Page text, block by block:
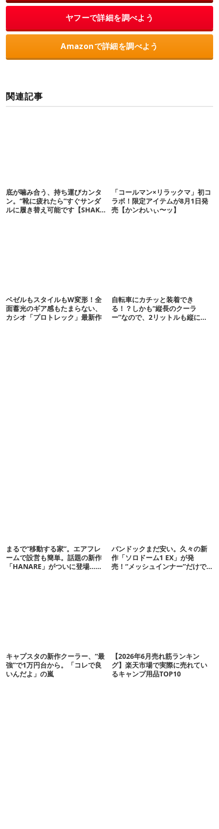
ヤフーで詳細を調べよう
Amazonで詳細を調べよう
関連記事
底が噛み合う、持ち運びカンタ
ン。“靴に疲れたら”すぐサンダ
ルに履き替え可能です【SHAKA
「コールマン×リラックマ」初コ
ラボ！限定アイテムが8月1日発
売【かンわいぃ〜ッ】
ベゼルもスタイルもW変形！全
面蓄光のギア感もたまらない、
カシオ「プロトレック」最新作
自転車にカチッと装着でき
る！？しかも“縦長のクーラ
ー”なので、2リットルも縦に入
まるで“移動する家”。エアフレ
ームで設営も簡単。話題の新作
「HANARE」がついに登場…！
バンドックまだ安い。久々の新
作「ソロドーム1 EX」が発
売！“メッシュインナー”だけで
キャプスタの新作クーラー、“最
強”で1万円台から。「コレで良
いんだよ」の嵐
【2026年6月売れ筋ランキン
グ】楽天市場で実際に売れてい
るキャンプ用品TOP10